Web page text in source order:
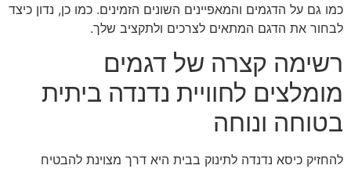
כמו גם על הדגמים והמאפיינים השונים הזמינים. כמו כן, נדון כיצד
לבחור את הדגם המתאים לצרכים ולתקציב שלך.
רשימה קצרה של דגמים
מומלצים לחוויית נדנדה ביתית
בטוחה ונוחה
להחזיק כיסא נדנדה לתינוק בבית היא דרך מצוינת להבטיח